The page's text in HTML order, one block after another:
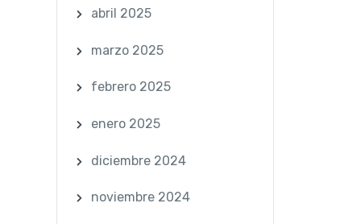
abril 2025
marzo 2025
febrero 2025
enero 2025
diciembre 2024
noviembre 2024